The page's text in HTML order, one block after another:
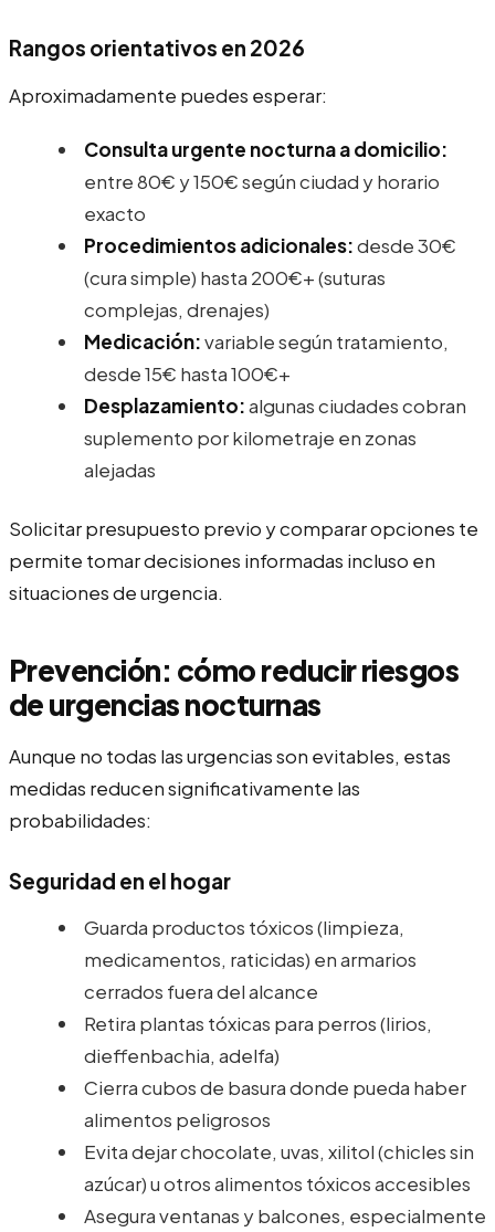
Rangos orientativos en 2026
Aproximadamente puedes esperar:
Consulta urgente nocturna a domicilio:
entre 80€ y 150€ según ciudad y horario
exacto
Procedimientos adicionales:desde 30€
(cura simple) hasta 200€+ (suturas
complejas, drenajes)
Medicación:variable según tratamiento,
desde 15€ hasta 100€+
Desplazamiento:algunas ciudades cobran
suplemento por kilometraje en zonas
alejadas
Solicitar presupuesto previo y comparar opciones te
permite tomar decisiones informadas incluso en
situaciones de urgencia.
Prevención: cómo reducir riesgos
de urgencias nocturnas
Aunque no todas las urgencias son evitables, estas
medidas reducen significativamente las
probabilidades:
Seguridad en el hogar
Guarda productos tóxicos (limpieza,
medicamentos, raticidas) en armarios
cerrados fuera del alcance
Retira plantas tóxicas para perros (lirios,
dieffenbachia, adelfa)
Cierra cubos de basura donde pueda haber
alimentos peligrosos
Evita dejar chocolate, uvas, xilitol (chicles sin
azúcar) u otros alimentos tóxicos accesibles
Asegura ventanas y balcones, especialmente